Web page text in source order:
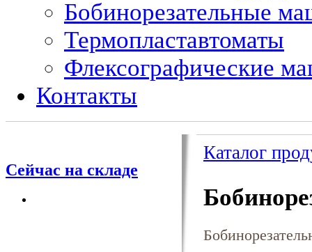
Бобинорезательные
Термопластавтоматы
Флексографические
Контакты
Сейчас на складе
Каталог